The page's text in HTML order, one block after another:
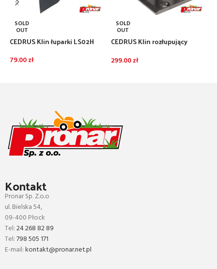
SOLD
OUT
CEDRUS Klin łuparki LS02H
79.00zł
SOLD
OUT
CEDRUS Klin rozłupujący
299.00zł
Kontakt
Pronar Sp. Z.o.o
ul. Bielska 54,
09-400 Płock
Tel:24 268 82 89
Tel:798 505 171
E-mail:kontakt@pronar.net.pl